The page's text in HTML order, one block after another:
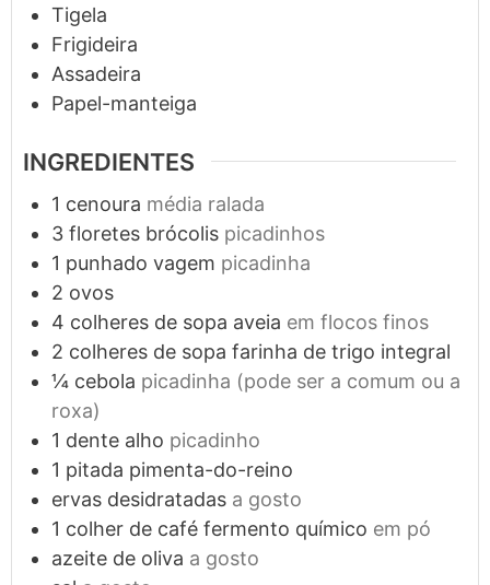
Tigela
Frigideira
Assadeira
Papel-manteiga
INGREDIENTES
1 cenoura média ralada
3 floretes brócolis picadinhos
1 punhado vagem picadinha
2 ovos
4 colheres de sopa aveia em flocos finos
2 colheres de sopa farinha de trigo integral
¼ cebola picadinha (pode ser a comum ou a
roxa)
1 dente alho picadinho
1 pitada pimenta-do-reino
ervas desidratadas a gosto
1 colher de café fermento químico em pó
azeite de oliva a gosto